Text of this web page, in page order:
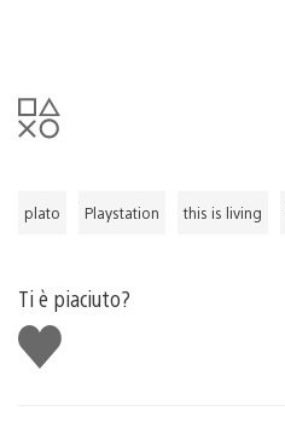
plato Playstation this is living
Ti è piaciuto?
Mi
piace